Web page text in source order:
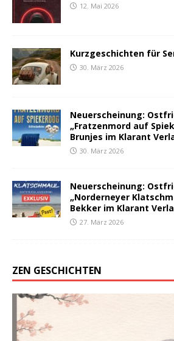
12. Mai 2026
Kurzgeschichten für
30. März 2026
Neuerscheinung:
„Fratzenmord auf
Brunjes im Klarant
30. März 2026
Neuerscheinung:
„Norderneyer
Bekker im Klarant
27. März 2026
ZEN GESCHICHTEN